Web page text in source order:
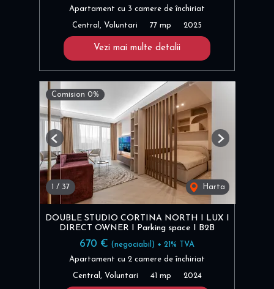
Apartament cu 3 camere de închiriat
Central, Voluntari 77 mp 2025
Vezi mai multe detalii
Comision 0%
/ 37 Harta
Previous Next
DOUBLE STUDIO CORTINA NORTH I LUX I
DIRECT OWNER I Parking space I B2B
670 € (negociabil) + 21% TVA
Apartament cu 2 camere de închiriat
Central, Voluntari 41 mp 2024